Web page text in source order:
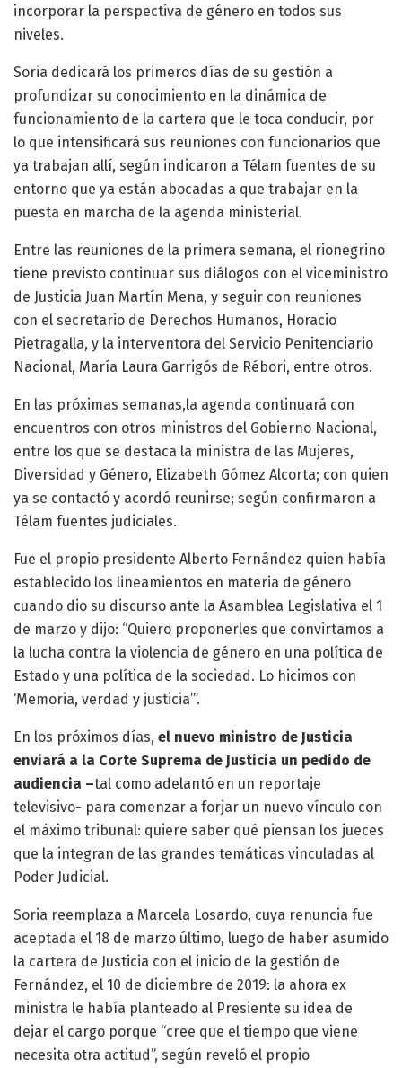
incorporar la perspectiva de género en todos sus
niveles.
Soria dedicará los primeros días de su gestión a
profundizar su conocimiento en la dinámica de
funcionamiento de la cartera que le toca conducir, por
lo que intensificará sus reuniones con funcionarios que
ya trabajan allí, según indicaron a Télam fuentes de su
entorno que ya están abocadas a que trabajar en la
puesta en marcha de la agenda ministerial.
Entre las reuniones de la primera semana, el rionegrino
tiene previsto continuar sus diálogos con el viceministro
de Justicia Juan Martín Mena, y seguir con reuniones
con el secretario de Derechos Humanos, Horacio
Pietragalla, y la interventora del Servicio Penitenciario
Nacional, María Laura Garrigós de Rébori, entre otros.
En las próximas semanas,la agenda continuará con
encuentros con otros ministros del Gobierno Nacional,
entre los que se destaca la ministra de las Mujeres,
Diversidad y Género, Elizabeth Gómez Alcorta; con quien
ya se contactó y acordó reunirse; según confirmaron a
Télam fuentes judiciales.
Fue el propio presidente Alberto Fernández quien había
establecido los lineamientos en materia de género
cuando dio su discurso ante la Asamblea Legislativa el 1
de marzo y dijo: “Quiero proponerles que convirtamos a
la lucha contra la violencia de género en una política de
Estado y una política de la sociedad. Lo hicimos con
‘Memoria, verdad y justicia’”.
En los próximos días, el nuevo ministro de Justicia
enviará a la Corte Suprema de Justicia un pedido de
audiencia –tal como adelantó en un reportaje
televisivo- para comenzar a forjar un nuevo vínculo con
el máximo tribunal: quiere saber qué piensan los jueces
que la integran de las grandes temáticas vinculadas al
Poder Judicial.
Soria reemplaza a Marcela Losardo, cuya renuncia fue
aceptada el 18 de marzo último, luego de haber asumido
la cartera de Justicia con el inicio de la gestión de
Fernández, el 10 de diciembre de 2019: la ahora ex
ministra le había planteado al Presiente su idea de
dejar el cargo porque “cree que el tiempo que viene
necesita otra actitud”, según reveló el propio